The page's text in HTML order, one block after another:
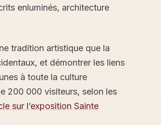
enluminés, architecture
tradition artistique que la
et démontrer les liens
à toute la culture
200 000 visiteurs, selon les
sur l’exposition Sainte